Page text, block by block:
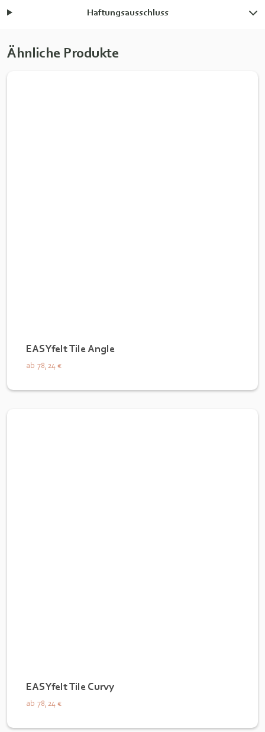
Haftungsausschluss
Ähnliche Produkte
EASYfelt Tile Angle
ab 78,24 €
EASYfelt Tile Curvy
ab 78,24 €